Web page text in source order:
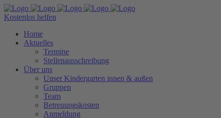
Kostenlos helfen
Home
Aktuelles
Termine
Stellenausschreibung
Über uns
Unser Kindergarten innen & außen
Gruppen
Team
Betreuungskosten
Anmeldung